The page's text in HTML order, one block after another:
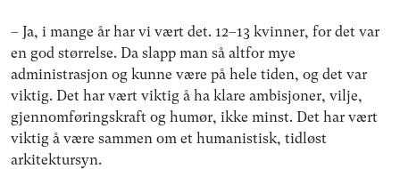
– Ja, i mange år har vi vært det. 12–13 kvinner, for det var
en god størrelse. Da slapp man så altfor mye
administrasjon og kunne være på hele tiden, og det var
viktig. Det har vært viktig å ha klare ambisjoner, vilje,
gjennomføringskraft og humør, ikke minst. Det har vært
viktig å være sammen om et humanistisk, tidløst
arkitektursyn.